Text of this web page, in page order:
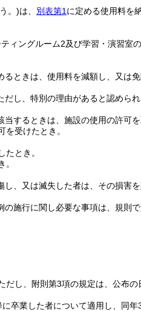
。)は、 別表第1 に定める使用料を
ィングルーム2及び学習・演習室
ときは、使用料を減額し、又は免
だし、特別の理由があると認めら
当するときは、施設の使用の許可
受けたとき。
とき。
、又は滅失した者は、その損害を
施行に関し必要な事項は、規則で
だし、附則第3項の規定は、公布の
卒業した者について適用し、同